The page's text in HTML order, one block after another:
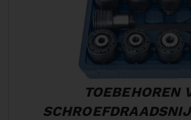
TOEBEHOREN